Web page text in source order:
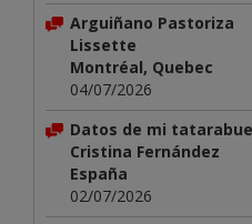
Arguiñano Pastoriza
Lissette
Montréal, Quebec
04/07/2026
Datos de mi
Cristina Fernández
España
02/07/2026